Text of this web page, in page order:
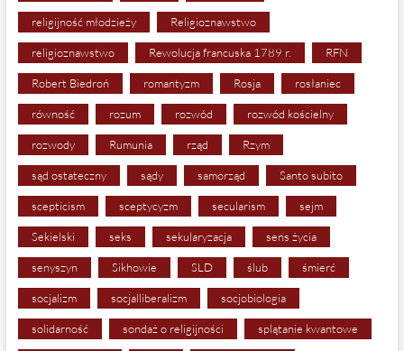
religijność młodzieży Religioznawstwo
religioznawstwo Rewolucja francuska 1789 r. RFN
Robert Biedroń romantyzm Rosja rosłaniec
równość rozum rozwód rozwód kościelny
rozwody Rumunia rząd Rzym
sąd ostateczny sądy samorząd Santo subito
scepticism sceptycyzm secularism sejm
Sekielski seks sekularyzacja sens życia
senyszyn Sikhowie SLD ślub śmierć
socjalizm socjalliberalizm socjobiologia
solidarność sondaż o religijności splątanie kwantowe